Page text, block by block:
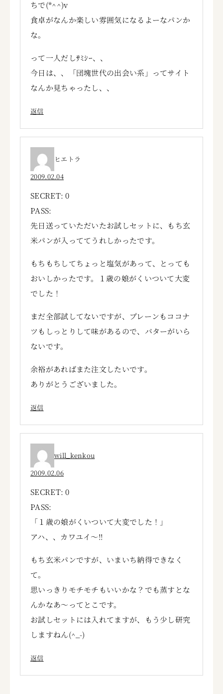
ちで(*^^)v
食卓がなんか楽しい雰囲気になるよーなパンか
な。
って一人だしｻﾐｼｰ、、
今日は、、「団塊世代の出会い系」ってサイト
なんか見ちゃったし、、
返信
ヒエトラ
2009.02.04
SECRET: 0
PASS:
先日送っていただいたお試しセットに、もち玄
米パンが入っててうれしかったです。
もちもちしてちょっと塩気があって、とっても
おいしかったです。１歳の娘がくいついて大変
でした！
まだ全部試してないですが、プレーンもココナ
ツもしっとりして味があるので、バターがいら
ないです。
余裕があればまた注文したいです。
ありがとうございました。
返信
will_kenkou
2009.02.06
SECRET: 0
PASS:
「１歳の娘がくいついて大変でした！」
アハ、、カワユイ～!!
もち玄米パンですが、いまいち納得できなく
て。
思いっきりモチモチもいいかな？でも蒸すとな
んかなあ～ってとこです。
お試しセットには入れてますが、もう少し研究
しますねん(^_-)
返信